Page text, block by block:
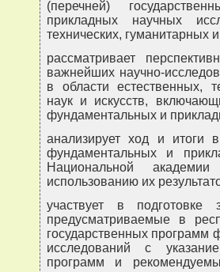
(перечней)
прикладных научных
технических, гуманитарных
рассматривает
важнейших научно-
в области естественных,
наук и искусств,
фундаментальных и
анализирует ход и итоги
фундаментальных и
Национальной
использованию их
участвует в
предусматриваемые в
государственных программ
исследований с
программ и